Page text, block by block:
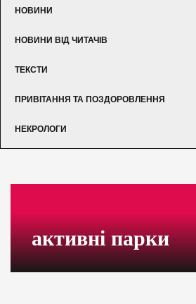
НОВИНИ
НОВИНИ ВІД ЧИТАЧІВ
ТЕКСТИ
ПРИВІТАННЯ ТА ПОЗДОРОВЛЕННЯ
НЕКРОЛОГИ
активні парки